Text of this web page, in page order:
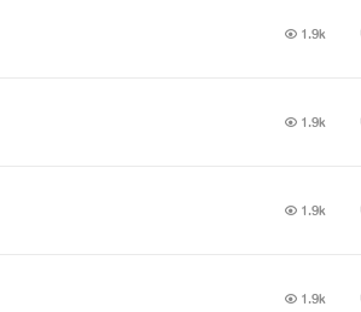
1.9k
1.9k
1.9k
1.9k